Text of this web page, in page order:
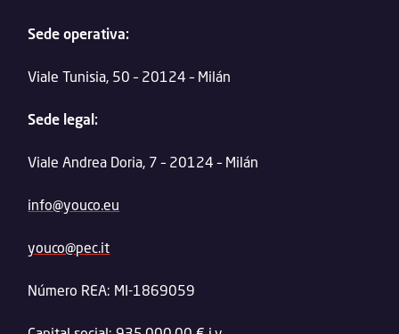
Sede operativa:
Viale Tunisia, 50 – 20124 – Milán
Sede legal:
Viale Andrea Doria, 7 – 20124 – Milán
info@youco.eu
youco@pec.it
Número REA: MI-1869059